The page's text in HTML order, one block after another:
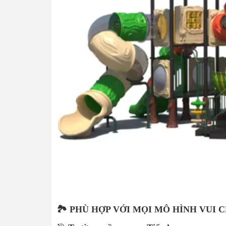
🏞 PHÙ HỢP VỚI MỌI MÔ HÌNH VUI